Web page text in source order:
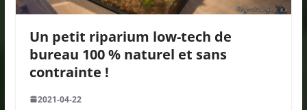
Un petit riparium low-tech de
bureau 100 % naturel et sans
contrainte !
2021-04-22